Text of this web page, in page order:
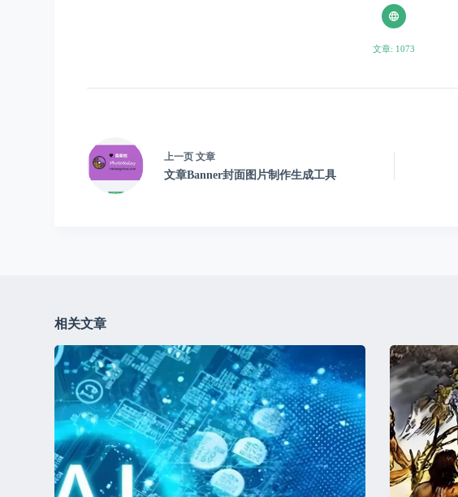
文章: 1073
上一页文章
文章Banner封面图片制作生成工具
相关文章